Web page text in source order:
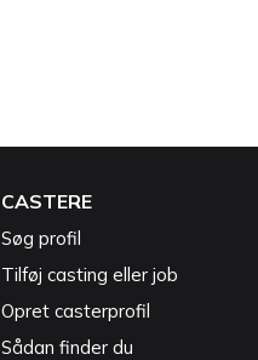
CASTERE
Søg profil
Tilføj casting eller job
Opret casterprofil
Sådan finder du